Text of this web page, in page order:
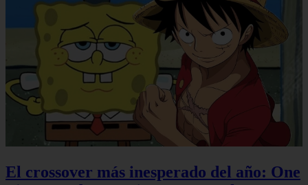
El crossover más inesperado del año: One